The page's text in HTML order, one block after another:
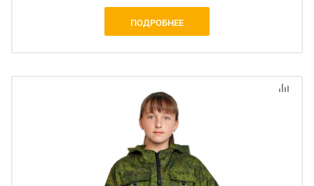
ПОДРОБНЕЕ